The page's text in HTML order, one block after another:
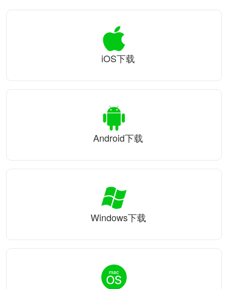
iOS下载
Android下载
Windows下载